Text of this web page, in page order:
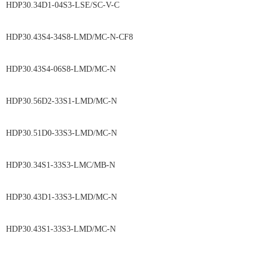
HDP30.34D1-04S3-LSE/SC-V-C
HDP30.43S4-34S8-LMD/MC-N-CF8
HDP30.43S4-06S8-LMD/MC-N
HDP30.56D2-33S1-LMD/MC-N
HDP30.51D0-33S3-LMD/MC-N
HDP30.34S1-33S3-LMC/MB-N
HDP30.43D1-33S3-LMD/MC-N
HDP30.43S1-33S3-LMD/MC-N